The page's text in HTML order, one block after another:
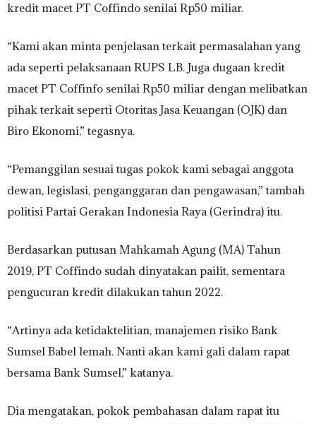
kredit macet PT Coffindo senilai Rp50 miliar.
“Kami akan minta penjelasan terkait permasalahan yang
ada seperti pelaksanaan RUPS LB. Juga dugaan kredit
macet PT Coffinfo senilai Rp50 miliar dengan melibatkan
pihak terkait seperti Otoritas Jasa Keuangan (OJK) dan
Biro Ekonomi,” tegasnya.
“Pemanggilan sesuai tugas pokok kami sebagai anggota
dewan, legislasi, penganggaran dan pengawasan,” tambah
politisi Partai Gerakan Indonesia Raya (Gerindra) itu.
Berdasarkan putusan Mahkamah Agung (MA) Tahun
2019, PT Coffindo sudah dinyatakan pailit, sementara
pengucuran kredit dilakukan tahun 2022.
“Artinya ada ketidaktelitian, manajemen risiko Bank
Sumsel Babel lemah. Nanti akan kami gali dalam rapat
bersama Bank Sumsel,” katanya.
Dia mengatakan, pokok pembahasan dalam rapat itu